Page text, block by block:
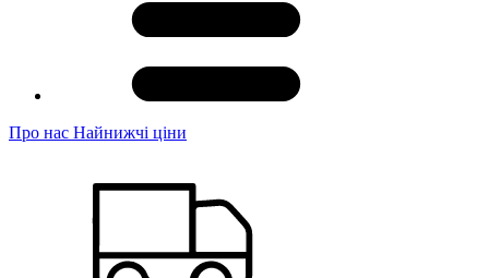
Про нас Найнижчі ціни